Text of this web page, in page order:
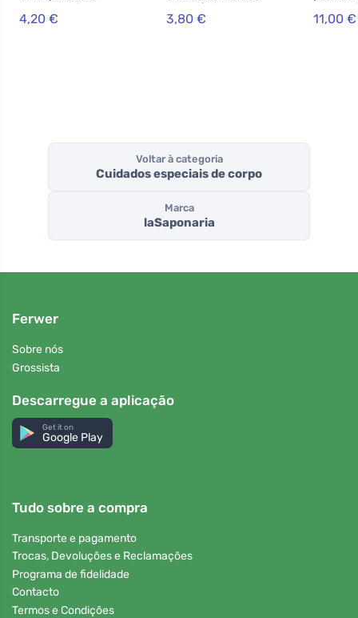
WonderWhite -
BIO de menta e
4,20 €
hialurónico BIO
(5,7 ml)
3,80 €
g) -
11,00 €
Voltar à categoria
Cuidados especiais de corpo
Marca
laSaponaria
Ferwer
Sobre nós
Grossista
Descarregue a aplicação
Get it on
Google Play
Tudo sobre a compra
Transporte e pagamento
Trocas, Devoluções e Reclamações
Programa de fidelidade
Contacto
Termos e Condições